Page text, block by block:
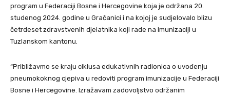
program u Federaciji Bosne i Hercegovine koja je održana 20.
studenog 2024. godine u Gračanici i na kojoj je sudjelovalo blizu
četrdeset zdravstvenih djelatnika koji rade na imunizaciji u
Tuzlanskom kantonu.
“Približavmo se kraju ciklusa edukativnih radionica o uvođenju
pneumokoknog cjepiva u redoviti program imunizacije u Federaciji
Bosne i Hercegovine. Izražavam zadovoljstvo održanim